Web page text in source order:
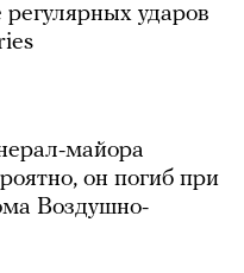
ударов
майора
он погиб при
Воздушно-